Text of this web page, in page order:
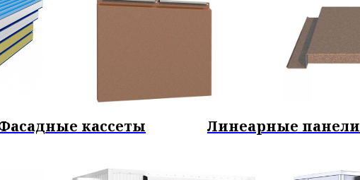
кассеты Линеарные панели